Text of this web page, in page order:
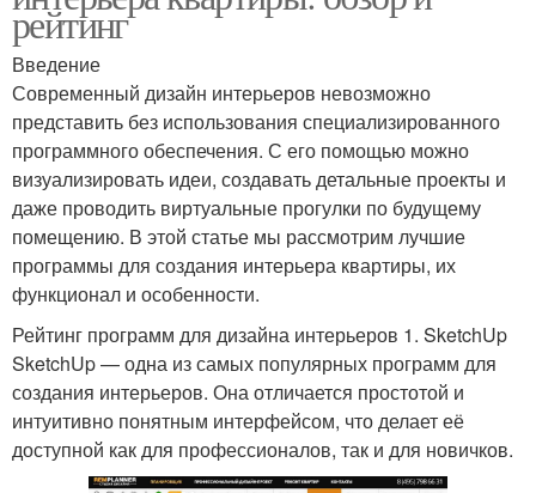
рейтинг
Введение
Современный дизайн интерьеров невозможно
представить без использования специализированного
программного обеспечения. С его помощью можно
визуализировать идеи, создавать детальные проекты и
даже проводить виртуальные прогулки по будущему
помещению. В этой статье мы рассмотрим лучшие
программы для создания интерьера квартиры, их
функционал и особенности.
Рейтинг программ для дизайна интерьеров 1. SketchUp
SketchUp — одна из самых популярных программ для
создания интерьеров. Она отличается простотой и
интуитивно понятным интерфейсом, что делает её
доступной как для профессионалов, так и для новичков.